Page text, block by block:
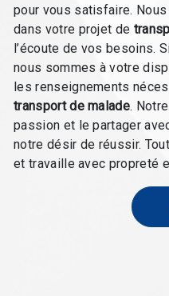
pour vous satisfaire.
dans votre projet de
l’écoute de vos besoins.
nous sommes à votre
les renseignements
transport de malade.
passion et le partager
notre désir de réussir.
et travaille avec propreté